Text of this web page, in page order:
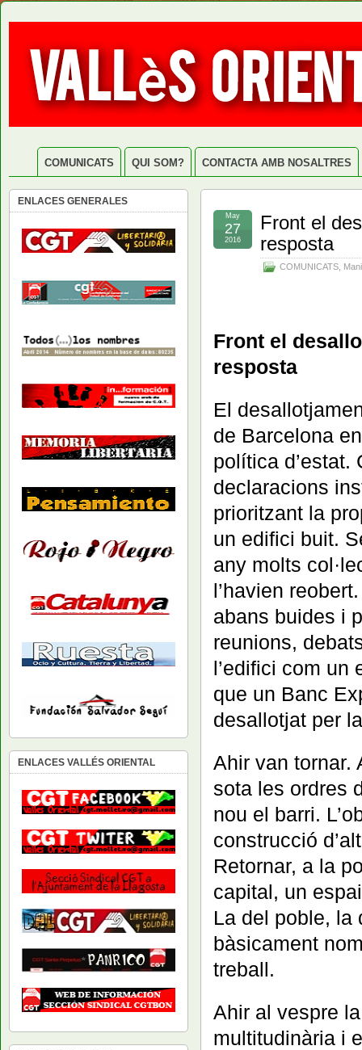
COMUNICATS QUI SOM? CONTACTA AMB NOSALTRES
Front el
resposta
COMUNICATS
May
27
2016
Front el
resposta
El
de Barcelona
política d’estat.
declaracions
prioritzant la
un edifici buit.
any molts
l’havien
abans buides i
reunions,
l’edifici com un
que un Banc
desallotjat per
Ahir van tornar.
sota les ordres
nou el barri.
construcció
Retornar, a la
capital, un
La del poble, la
bàsicament
treball.
Ahir al vespre
multitudinària i
ENLACES GENERALES
ENLACES VALLÉS ORIENTAL